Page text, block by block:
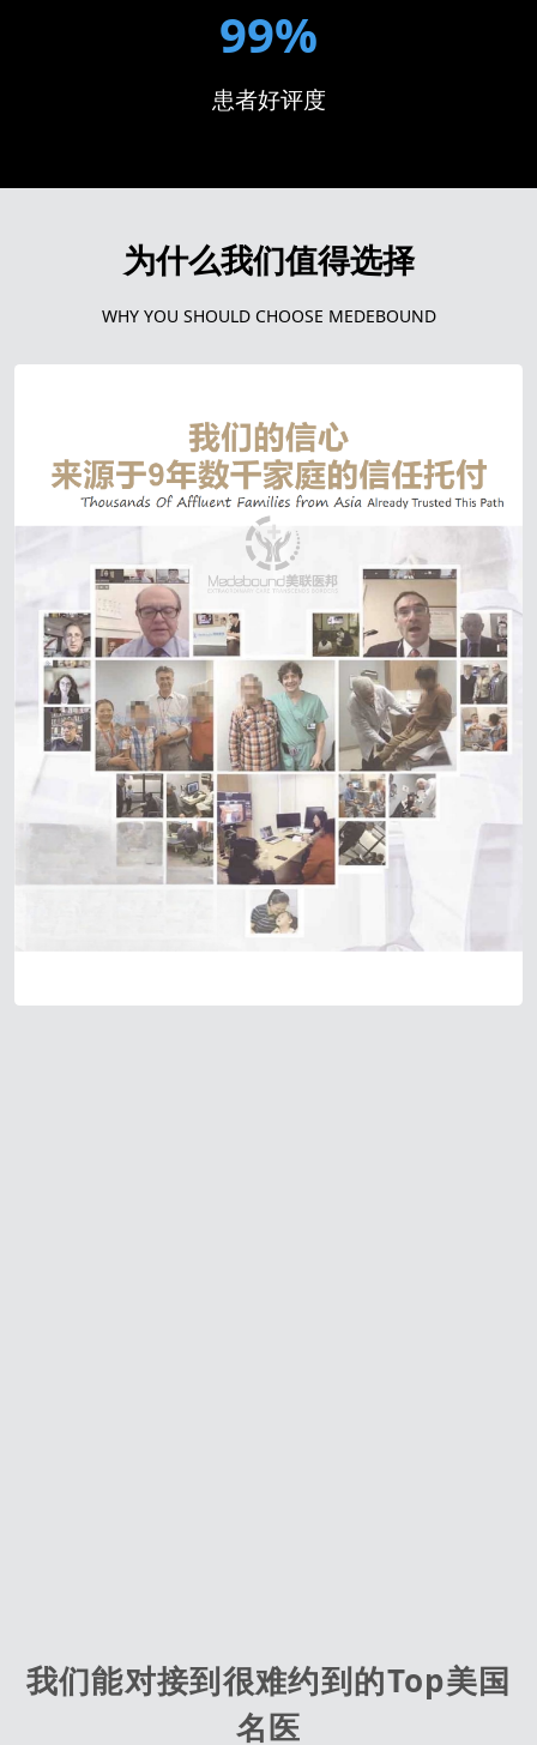
99%
患者好评度
为什么我们值得选择
WHY YOU SHOULD CHOOSE MEDEBOUND
我们能对接到很难约到的Top美国
名医